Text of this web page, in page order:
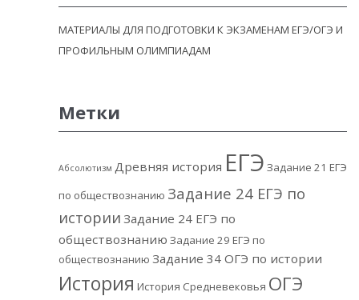
МАТЕРИАЛЫ ДЛЯ ПОДГОТОВКИ К ЭКЗАМЕНАМ ЕГЭ/ОГЭ И
ПРОФИЛЬНЫМ ОЛИМПИАДАМ
Метки
Абсолютизм Древняя история ЕГЭ Задание 21 ЕГЭ
по обществознанию Задание 24 ЕГЭ по
истории Задание 24 ЕГЭ по
обществознанию Задание 29 ЕГЭ по
обществознанию Задание 34 ОГЭ по истории
История История Средневековья ОГЭ